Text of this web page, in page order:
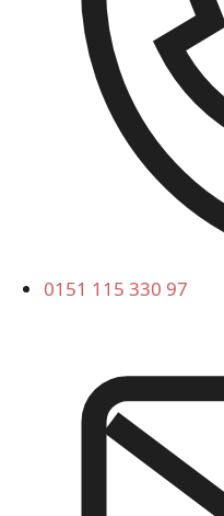
0151 115 330 97